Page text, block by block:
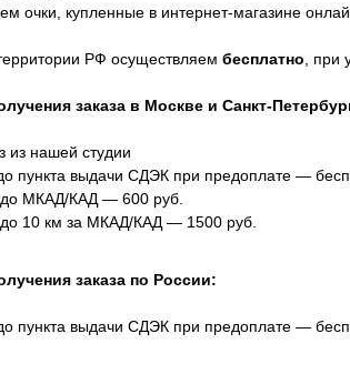
очки, купленные в интернет-магазине
РФ осуществляем бесплатно , при
заказа в Москве и Санкт-
из нашей студии
пункта выдачи СДЭК при предоплате —
до МКАД/КАД — 600 руб.
до 10 км за МКАД/КАД — 1500 руб.
заказа по России:
пункта выдачи СДЭК при предоплате —